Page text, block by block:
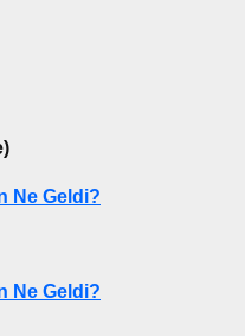
Ne Geldi?
Ne Geldi?